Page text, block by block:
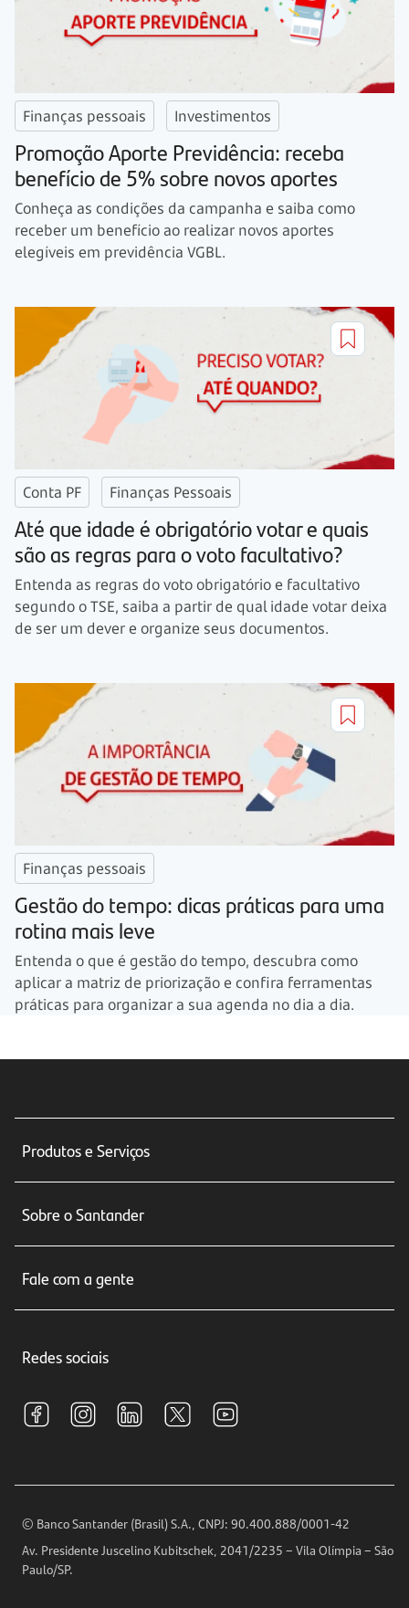
Finanças pessoais Investimentos
Promoção Aporte Previdência: receba
benefício de 5% sobre novos aportes
Conheça as condições da campanha e saiba como
receber um benefício ao realizar novos aportes
elegíveis em previdência VGBL.
Conta PF Finanças Pessoais
Até que idade é obrigatório votar e quais
são as regras para o voto facultativo?
Entenda as regras do voto obrigatório e facultativo
segundo o TSE, saiba a partir de qual idade votar deixa
de ser um dever e organize seus documentos.
Finanças pessoais
Gestão do tempo: dicas práticas para uma
rotina mais leve
Entenda o que é gestão do tempo, descubra como
aplicar a matriz de priorização e confira ferramentas
práticas para organizar a sua agenda no dia a dia.
Produtos e Serviços
Seguros
Crédito e Financiamentos
Investimentos
Sobre o Santander
Relações com Investidores
Fale com a gente
Central de Renegociação
S.A.C
Encontre nossas agências
Horários de Atendimento
Telefones
Redes sociais
© Banco Santander (Brasil) S.A., CNPJ: 90.400.888/0001-42
Av. Presidente Juscelino Kubitschek, 2041/2235 – Vila Olímpia – São
Paulo/SP.